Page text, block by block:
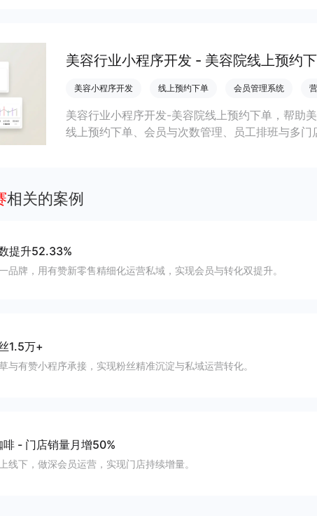
美容行业小程序开发 - 美容院线上预约
美容小程序开发 线上预约下单 会员管理系统
美容行业小程序开发-美容院线上预约下单，帮助
线上预约下单、会员与次数管理、员工排班与多
相关的案例
提升52.33%
品牌，用有赞新零售精细化运营私域，实现会员与转化双提升。
1.5万+
与有赞小程序承接，实现粉丝精准沉淀与私域运营转化。
啡 - 门店销量月增50%
线下，做深会员运营，实现门店持续增量。